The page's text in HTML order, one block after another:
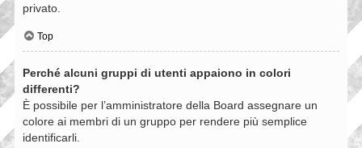
privato.
Top
Perché alcuni gruppi di utenti appaiono in colori
differenti?
È possibile per l’amministratore della Board assegnare un
colore ai membri di un gruppo per rendere più semplice
identificarli.